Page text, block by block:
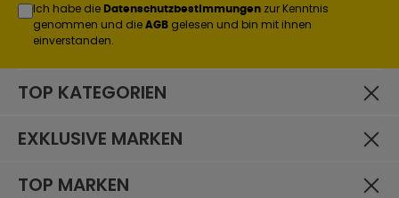
Ich habe die Datenschutzbestimmungen zur Kenntnis
genommen und die AGB gelesen und bin mit ihnen
einverstanden.
TOP KATEGORIEN
EXKLUSIVE MARKEN
TOP MARKEN